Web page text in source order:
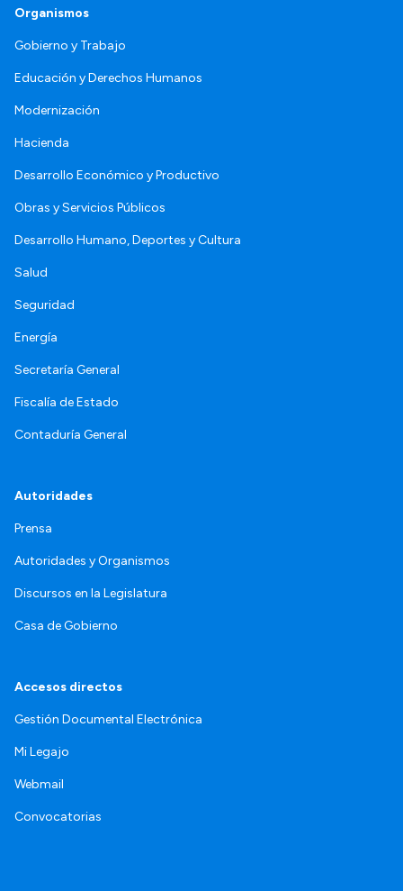
Organismos
Gobierno y Trabajo
Educación y Derechos Humanos
Modernización
Hacienda
Desarrollo Económico y Productivo
Obras y Servicios Públicos
Desarrollo Humano, Deportes y Cultura
Salud
Seguridad
Energía
Secretaría General
Fiscalía de Estado
Contaduría General
Autoridades
Prensa
Autoridades y Organismos
Discursos en la Legislatura
Casa de Gobierno
Accesos directos
Gestión Documental Electrónica
Mi Legajo
Webmail
Convocatorias